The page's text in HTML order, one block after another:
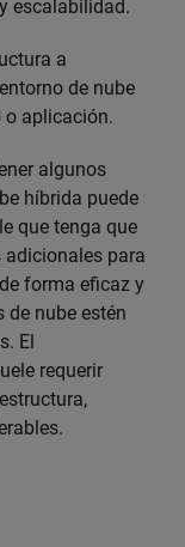
escalabilidad.
a
de nube
o aplicación.
algunos
híbrida puede
que tenga que
para
forma eficaz y
de nube estén
El
requerir